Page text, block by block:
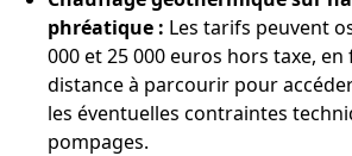
phréatique : Les tarifs peuvent
000 et 25 000 euros hors taxe,
distance à parcourir pour
les éventuelles contraintes
pompages.